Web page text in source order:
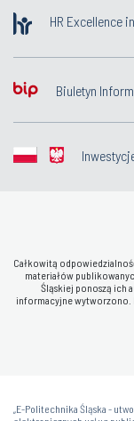
HR Excellence
Biuletyn
Całkowitą
materiałów
Śląskiej ponoszą ich
informacyjne wytworzono.
„E-Politechnika Śląska -